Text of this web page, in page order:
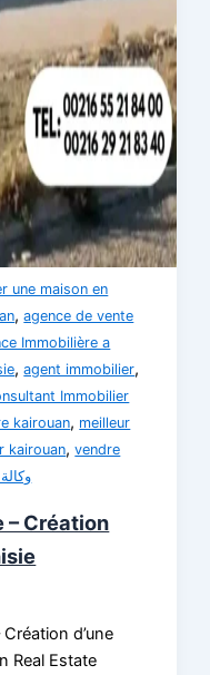
une maison en
,agence de vente
Immobilière a
,agent immobilier,
Immobilier
kairouan, meilleur
kairouan,vendre
– Création
d’une
Real Estate